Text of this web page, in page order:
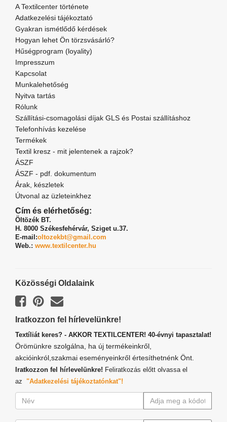
A Textilcenter története
Adatkezelési tájékoztató
Gyakran ismétlődő kérdések
Hogyan lehet Ön törzsvásárló?
Hűségprogram (loyality)
Impresszum
Kapcsolat
Munkalehetőség
Nyitva tartás
Rólunk
Szállítási-csomagolási díjak GLS és Postai szállításhoz
Telefonhívás kezelése
Termékek
Textil kresz - mit jelentenek a rajzok?
ÁSZF
ÁSZF - pdf. dokumentum
Árak, készletek
Útvonal az üzleteinkhez
Cím és elérhetőség:
Öltözék BT.
H. 8000 Székesfehérvár, Sziget u.37.
E-mail:oltozekbt@gmail.com
Web.: www.textilcenter.hu
Közösségi Oldalaink
Iratkozzon fel hírlevelünkre!
Textíliát keres? - AKKOR TEXTILCENTER! 40-évnyi tapasztalat!
Örömünkre szolgálna, ha új termékeinkről,
akcióinkról,szakmai eseményeinkről értesíthetnénk Önt.
Iratkozzon fel hírlevelünkre! Feliratkozás előtt olvassa el
az "Adatkezelési tájékoztatónkat"!